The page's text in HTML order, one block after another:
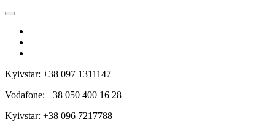
Kyivstar: +38 097 1311147
Vodafone: +38 050 400 16 28
Kyivstar: +38 096 7217788